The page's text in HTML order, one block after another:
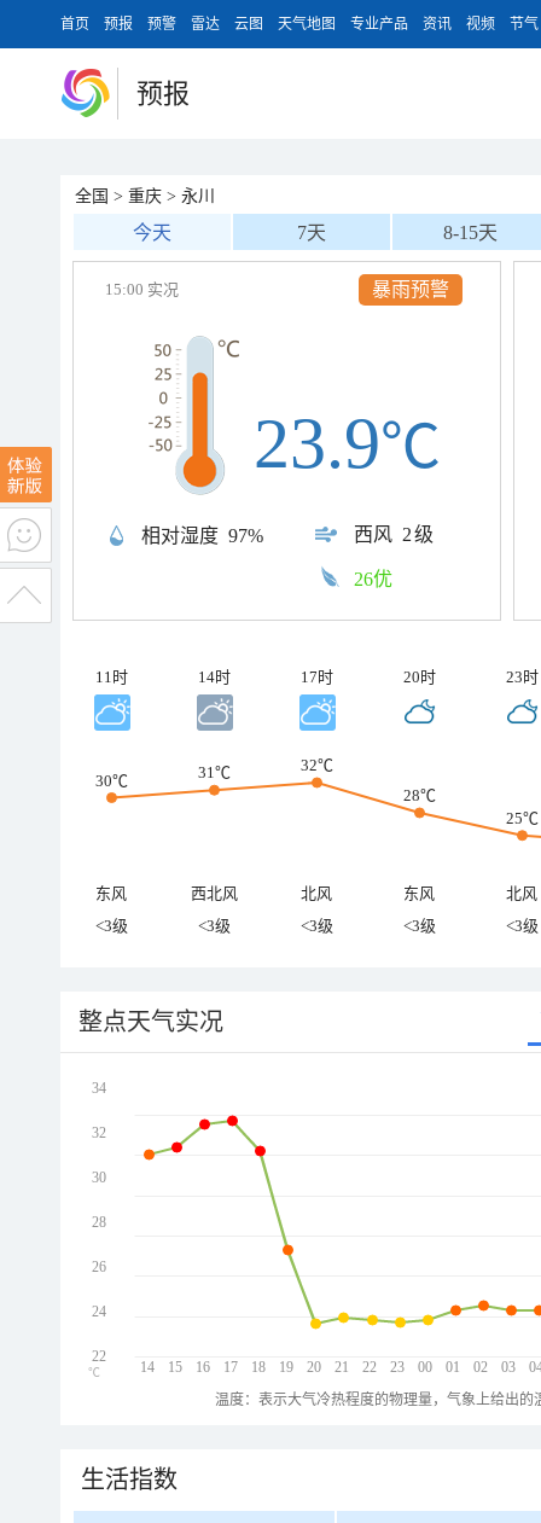
首页 预报 预警 雷达 云图 天气地图 专业产品 资讯 视频 节气
预报
全国 > 重庆 > 永川
今天 7天 8-15天
暴雨预警
15:00 实况
相对湿度 97% 西风 2级
23.9℃
26优
11时 14时 17时 20时 23时
30℃ 31℃
32℃
28℃
25℃
东风 西北风 北风 东风
北风
<3级
<3级 <3级 <3级 <3级
整点天气实况
14 15 16 17 18 19 20 21 22 23 00 01 02 03
34
32
30
28
26
24
22
℃
温度：表示大气冷热程度的物理量，气象上给出
生活指数